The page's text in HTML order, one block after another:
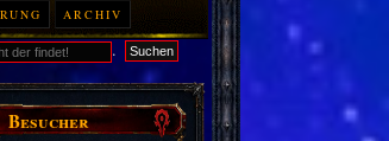
ARCHIV
. Suchen
Besucher